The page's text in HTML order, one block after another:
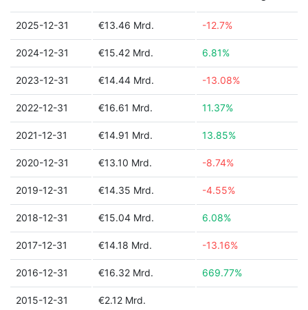
2025-12-31 €13.46 Mrd. -12.7%
2024-12-31 €15.42 Mrd. 6.81%
2023-12-31 €14.44 Mrd. -13.08%
2022-12-31 €16.61 Mrd. 11.37%
2021-12-31 €14.91 Mrd. 13.85%
2020-12-31 €13.10 Mrd. -8.74%
2019-12-31 €14.35 Mrd. -4.55%
2018-12-31 €15.04 Mrd. 6.08%
2017-12-31 €14.18 Mrd. -13.16%
2016-12-31 €16.32 Mrd. 669.77%
2015-12-31 €2.12 Mrd.